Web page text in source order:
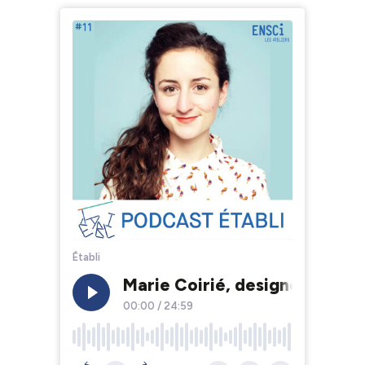
Établi
Marie Coirié, designer dans
00:00 / 24:59